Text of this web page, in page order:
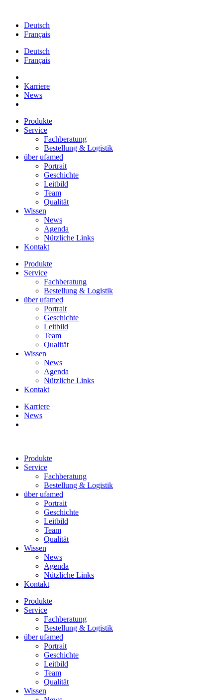
springenDeutsch
Français
Deutsch
Français
Karriere
News
Produkte
Service
Fachberatung
Bestellung & Logistik
über ufamed
Portrait
Geschichte
Leitbild
Team
Qualität
Wissen
News
Agenda
Nützliche Links
Kontakt
Produkte
Service
Fachberatung
Bestellung & Logistik
über ufamed
Portrait
Geschichte
Leitbild
Team
Qualität
Wissen
News
Agenda
Nützliche Links
Kontakt
Karriere
News
Produkte
Service
Fachberatung
Bestellung & Logistik
über ufamed
Portrait
Geschichte
Leitbild
Team
Qualität
Wissen
News
Agenda
Nützliche Links
Kontakt
Produkte
Service
Fachberatung
Bestellung & Logistik
über ufamed
Portrait
Geschichte
Leitbild
Team
Qualität
Wissen